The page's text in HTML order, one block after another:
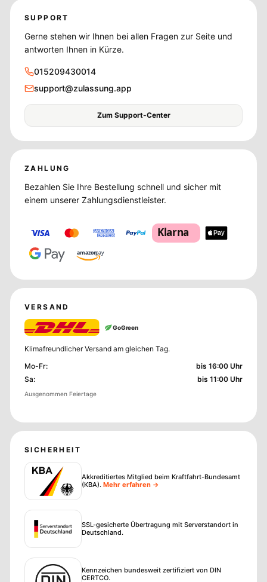
SUPPORT
Gerne stehen wir Ihnen bei allen Fragen zur Seite und
antworten Ihnen in Kürze.
015209430014
support@zulassung.app
Zum Support-Center
ZAHLUNG
Bezahlen Sie Ihre Bestellung schnell und sicher mit
einem unserer Zahlungsdienstleister.
Klarna
amazonpay
VERSAND
GoGreen
Klimafreundlicher Versand am gleichen Tag.
Mo-Fr:
bis 16:00 Uhr
Sa: bis 11:00 Uhr
Ausgenommen Feiertage
SICHERHEIT
Akkreditiertes Mitglied beim Kraftfahrt-Bundesamt
(KBA). Mehr erfahren →
SSL-gesicherte Übertragung mit Serverstandort in
Deutschland.
Kennzeichen bundesweit zertifiziert von DIN
CERTCO.